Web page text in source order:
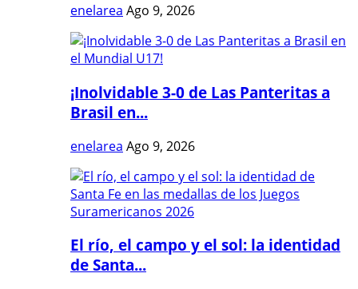
enelarea Ago 9, 2026
¡Inolvidable 3-0 de Las Panteritas a
Brasil en...
enelarea Ago 9, 2026
El río, el campo y el sol: la identidad
de Santa...